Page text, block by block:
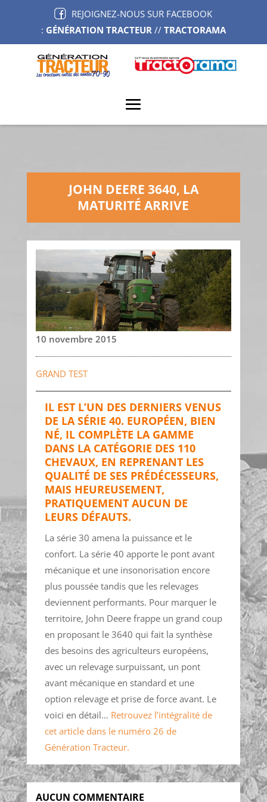
REJOIGNEZ-NOUS SUR FACEBOOK
: GÉNÉRATION TRACTEUR// TRACTORAMA
JOHN DEERE 3640, LA
MATURITÉ ARRIVE
10 novembre 2015
GRAND TEST
IL EST L’UN DES DERNIERS VENUS
DE LA SÉRIE 40. EUROPÉEN, BIEN
NÉ, IL COMPLÈTE LA GAMME
DANS LA CATÉGORIE DES 110
CHEVAUX, EN REPRENANT LES
QUALITÉ DE SES PRÉDÉCESSEURS,
MAIS HEUREUSEMENT,
PRATIQUEMENT AUCUN DE
LEURS DÉFAUTS.
La série 30 amena la puissance et le
confort. La série 40 apporte le pont avant
mécanique et une insonorisation encore
plus poussée tandis que les relevages
deviennent performants. Pour marquer le
territoire, John Deere frappe un grand coup
en proposant le 3640 qui fait la synthèse
des besoins des agriculteurs européens,
avec un relevage surpuissant, un pont
avant mécanique en standard et une
option relevage et prise de force avant. Le
voici en détail… Retrouvez l’intégralité de
cet article dans le numéro 26 de
Génération Tracteur.
AUCUN COMMENTAIRE